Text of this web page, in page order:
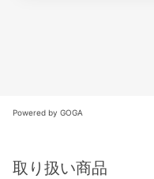
Powered by GOGA
取り扱い商品